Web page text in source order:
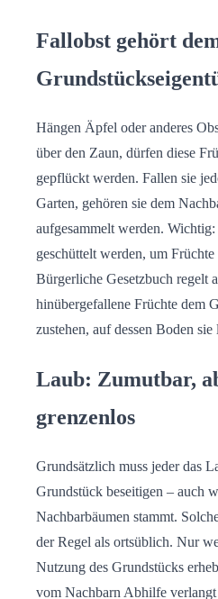
Fallobst gehört
Hängen Äpfel oder anderes
über den Zaun, dürfen diese
gepflückt werden. Fallen sie
Garten, gehören sie dem
aufgesammelt werden.
geschüttelt werden, um
Bürgerliche Gesetzbuch regelt
hinübergefallene Früchte dem
zustehen, auf dessen Boden sie
Laub: Zumutbar,
grenzenlos
Grundsätzlich muss jeder das
Grundstück beseitigen – auch
Nachbarbäumen stammt.
der Regel als ortsüblich. Nur
Nutzung des Grundstücks
vom Nachbarn Abhilfe